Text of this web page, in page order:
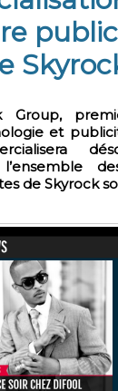
Group,
et
de Skyrock